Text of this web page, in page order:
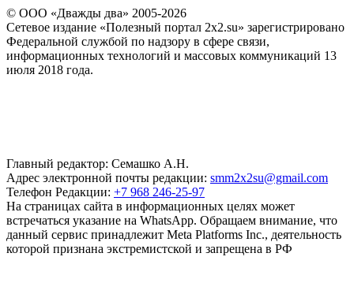
© ООО «Дважды два» 2005-2026
Сетевое издание «Полезный портал 2x2.su» зарегистрировано
Федеральной службой по надзору в сфере связи,
информационных технологий и массовых коммуникаций 13
июля 2018 года.
Главный редактор: Семашко А.Н.
Адрес электронной почты редакции: smm2x2su@gmail.com
Телефон Редакции: +7 968 246-25-97
На страницах сайта в информационных целях может
встречаться указание на WhatsApp. Обращаем внимание, что
данный сервис принадлежит Meta Platforms Inc., деятельность
которой признана экстремистской и запрещена в РФ